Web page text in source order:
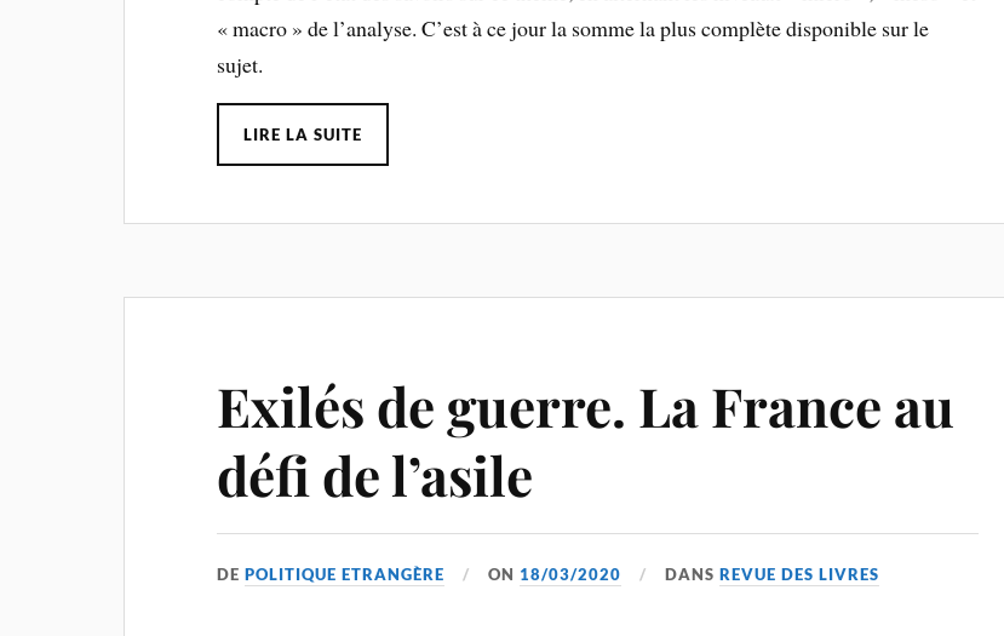
« macro » de l’analyse. C’est à ce jour la somme la plus complète disponible sur le
sujet.
LIRE LA SUITE
Exilés de guerre. La France au
défi de l’asile
DEPOLITIQUE ETRANGÈRE ON 18/03/2020 DANSREVUE DES LIVRES